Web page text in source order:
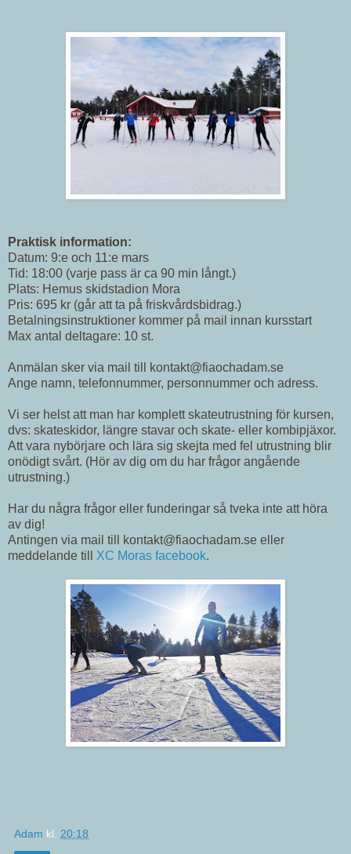
Praktisk information:
Datum: 9:e och 11:e mars
Tid: 18:00 (varje pass är ca 90 min långt.)
Plats: Hemus skidstadion Mora
Pris: 695 kr (går att ta på friskvårdsbidrag.)
Betalningsinstruktioner kommer på mail innan kursstart
Max antal deltagare: 10 st.
Anmälan sker via mail till kontakt@fiaochadam.se
Ange namn, telefonnummer, personnummer och adress.
Vi ser helst att man har komplett skateutrustning för kursen,
dvs: skateskidor, längre stavar och skate- eller kombipjäxor.
Att vara nybörjare och lära sig skejta med fel utrustning blir
onödigt svårt. (Hör av dig om du har frågor angående
utrustning.)
Har du några frågor eller funderingar så tveka inte att höra
av dig!
Antingen via mail till kontakt@fiaochadam.se eller
meddelande till XC Moras facebook.
Adam kl. 20:18